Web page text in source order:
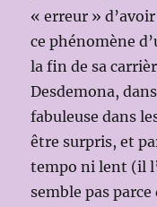
« erreur »
ce phénomène
la fin de sa
Desdemona,
fabuleuse dans
être surpris, et
tempo ni lent (il
semble pas